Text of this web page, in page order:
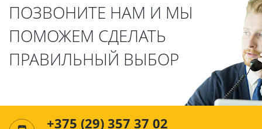
ПОЗВОНИТЕ НАМ И МЫ
ПОМОЖЕМ СДЕЛАТЬ
ПРАВИЛЬНЫЙ ВЫБОР
+375 (29) 357 37 02